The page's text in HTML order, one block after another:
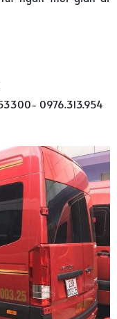
0976.313.954